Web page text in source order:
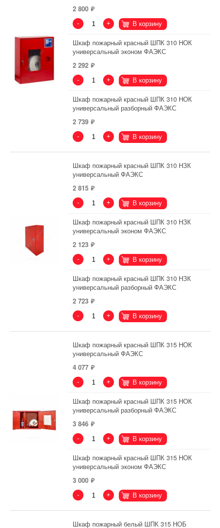
2 800
- + В корзину
Шкаф пожарный красный ШПК 310 НОК
универсальный эконом ФАЭКС
2 292
- + В корзину
Шкаф пожарный красный ШПК 310 НОК
универсальный разборный ФАЭКС
2 739
- + В корзину
Шкаф пожарный красный ШПК 310 НЗК
универсальный ФАЭКС
2 815
- + В корзину
Шкаф пожарный красный ШПК 310 НЗК
универсальный эконом ФАЭКС
2 123
- + В корзину
Шкаф пожарный красный ШПК 310 НЗК
универсальный разборный ФАЭКС
2 723
- + В корзину
Шкаф пожарный красный ШПК 315 НОК
универсальный ФАЭКС
4 077
- + В корзину
Шкаф пожарный красный ШПК 315 НОК
универсальный разборный ФАЭКС
3 846
- + В корзину
Шкаф пожарный красный ШПК 315 НОК
универсальный эконом ФАЭКС
3 000
- + В корзину
Шкаф пожарный белый ШПК 315 НОБ